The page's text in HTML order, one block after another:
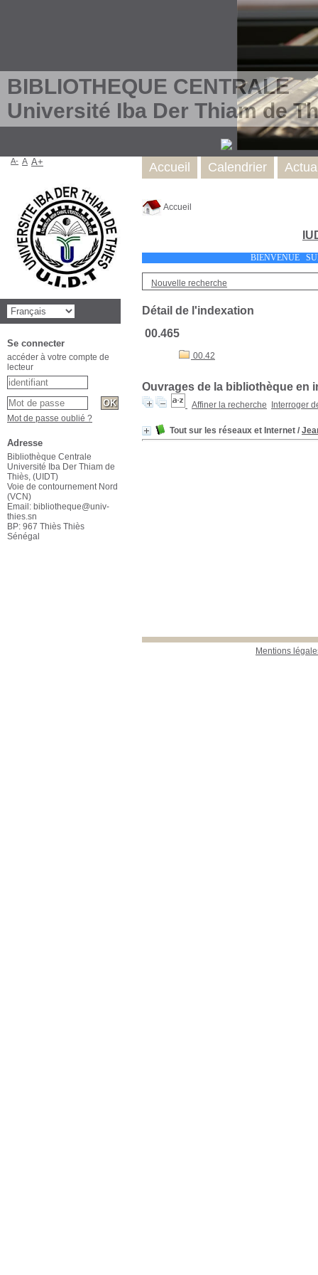
BIBLIOTHEQUE CENTRALE
Université Iba Der Thiam de
Accueil
Nouvelle recherche
Détail de l'indexation
00.465
00.42
Ouvrages de la bibliothèque en
Affiner la recherche Interroger
Tout sur les réseaux et Internet /
Mentions
Accueil Calendrier
A- A A+
Se connecter
accéder à votre compte de
lecteur
Mot de passe oublié ?
Adresse
Bibliothèque Centrale
Université Iba Der Thiam de
Thiès, (UIDT)
Voie de contournement Nord
(VCN)
Email: bibliotheque@univ-
thies.sn
BP: 967 Thiès Thiès
Sénégal